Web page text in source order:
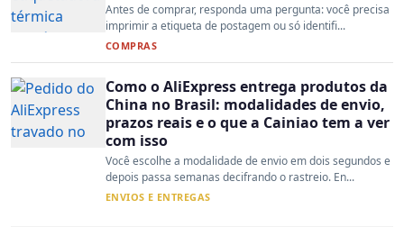
Antes de comprar, responda uma pergunta: você precisa
imprimir a etiqueta de postagem ou só identifi...
COMPRAS
Como o AliExpress entrega produtos da
China no Brasil: modalidades de envio,
prazos reais e o que a Cainiao tem a ver
com isso
Você escolhe a modalidade de envio em dois segundos e
depois passa semanas decifrando o rastreio. En...
ENVIOS E ENTREGAS